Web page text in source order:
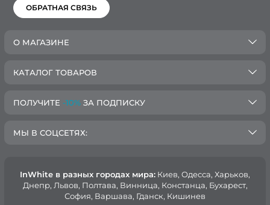
ОБРАТНАЯ СВЯЗЬ
О МАГАЗИНЕ
КАТАЛОГ ТОВАРОВ
ПОЛУЧИТЕ -10% ЗА ПОДПИСКУ
МЫ В СОЦСЕТЯХ:
InWhite в разных городах мира: Киев, Oдесса, Харьков,
Днепр, Львов, Полтава, Винница, Констанца, Бухарест,
София, Варшава, Гданск, Кишинев